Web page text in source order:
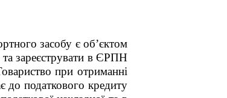
засобу є об’єктом
зареєструвати в ЄРПН
при отриманні
до податкового кредиту